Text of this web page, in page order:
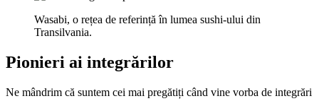
Wasabi, o rețea de referință în lumea sushi-ului din
Transilvania.
Pionieri ai integrărilor
Ne mândrim că suntem cei mai pregătiți când vine vorba de integrări